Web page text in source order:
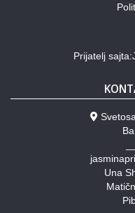
Prijatelj
Una